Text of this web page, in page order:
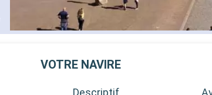
VOTRE NAVIRE
Descriptif